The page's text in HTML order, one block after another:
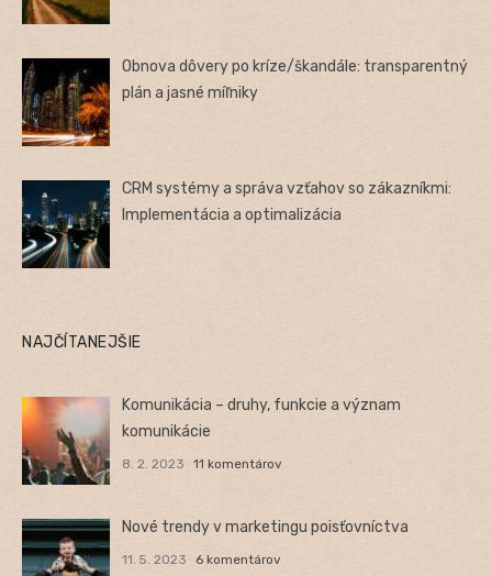
Obnova dôvery po kríze/škandále: transparentný
plán a jasné míľniky
CRM systémy a správa vzťahov so zákazníkmi:
Implementácia a optimalizácia
NAJČÍTANEJŠIE
Komunikácia – druhy, funkcie a význam
komunikácie
8. 2. 2023 11 komentárov
Nové trendy v marketingu poisťovníctva
11. 5. 2023 6 komentárov